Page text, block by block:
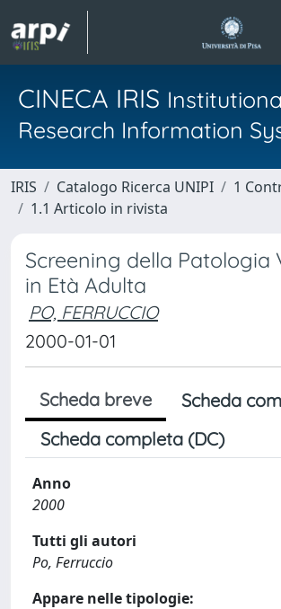
CINECA IRIS
Research Information
IRIS Catalogo Ricerca UNIPI
1
1.1 Articolo in rivista
Screening della Patologia
in Età Adulta
PO, FERRUCCIO
2000-01-01
Scheda breve
Scheda
Scheda completa (DC)
Anno
2000
Tutti gli autori
Po, Ferruccio
Appare nelle tipologie: